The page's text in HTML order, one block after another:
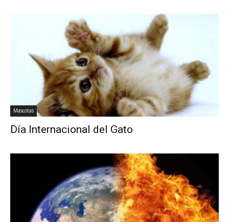
Mascotas
Día Internacional del Gato